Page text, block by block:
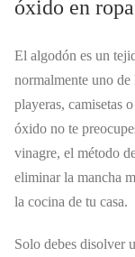
óxido en
El algodón es un
normalmente uno de
playeras, camisetas
óxido no te
vinagre, el método
eliminar la mancha
la cocina de tu casa.
Solo debes disolver